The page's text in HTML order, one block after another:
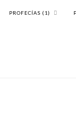
PROFECÍAS (1)